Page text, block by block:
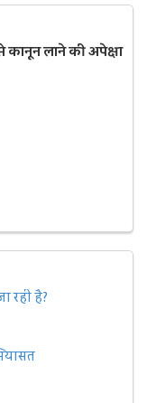
कानून लाने की अपेक्षा
रही है?